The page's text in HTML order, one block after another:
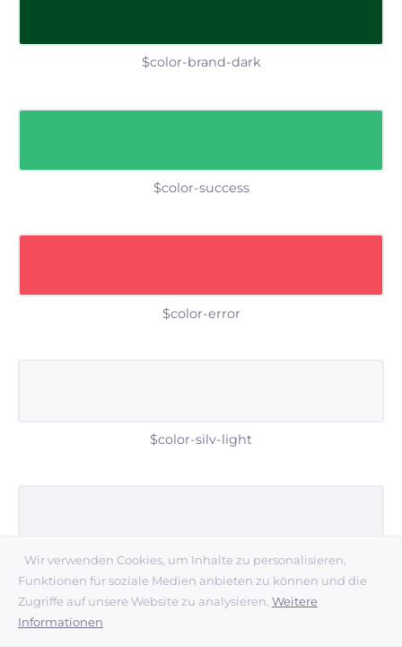
Wir verwenden Cookies, um Inhalte zu personalisieren,
Funktionen für soziale Medien anbieten zu können und die
Zugriffe auf unsere Website zu analysieren. Weitere
Informationen
$color-brand-dark
$color-success
$color-error
$color-silv-light
$color-silv-mid